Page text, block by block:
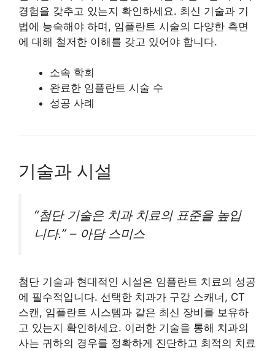
경험을 갖추고 있는지 확인하세요. 최신 기술과 기
법에 능숙해야 하며, 임플란트 시술의 다양한 측면
에 대해 철저한 이해를 갖고 있어야 합니다.
소속 학회
완료한 임플란트 시술 수
성공 사례
기술과 시설
“첨단 기술은 치과 치료의 표준을 높입
니다.” – 아담 스미스
첨단 기술과 현대적인 시설은 임플란트 치료의 성공
에 필수적입니다. 선택한 치과가 구강 스캐너, CT
스캔, 임플란트 시스템과 같은 최신 장비를 보유하
고 있는지 확인하세요. 이러한 기술을 통해 치과의
사는 귀하의 경우를 정확하게 진단하고 최적의 치료